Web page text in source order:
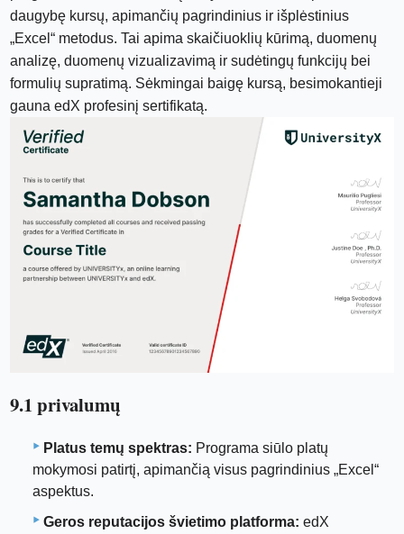
daugybę kursų, apimančių pagrindinius ir išplėstinius
„Excel“ metodus. Tai apima skaičiuoklių kūrimą, duomenų
analizę, duomenų vizualizavimą ir sudėtingų funkcijų bei
formulių supratimą. Sėkmingai baigę kursą, besimokantieji
gauna edX profesinį sertifikatą.
9.1 privalumų
Platus temų spektras: Programa siūlo platų
mokymosi patirtį, apimančią visus pagrindinius „Excel“
aspektus.
Geros reputacijos švietimo platforma: edX